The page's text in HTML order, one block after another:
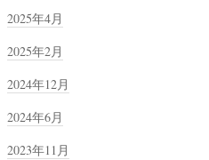
2025年4月
2025年2月
2024年12月
2024年6月
2023年11月